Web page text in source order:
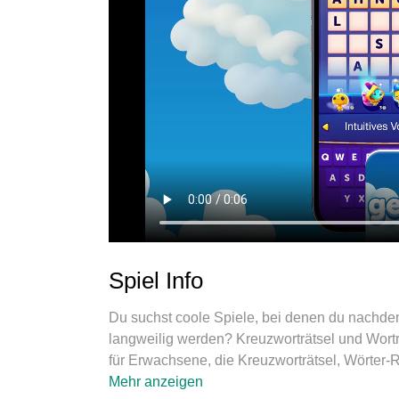
Spiel Info
Du suchst coole Spiele, bei denen du
langweilig werden? Kreuzworträtsel und
für Erwachsene, die Kreuzworträtsel,
Kreuzworträtsel kostenlos spielen. Beginne
Mehr anzeigen